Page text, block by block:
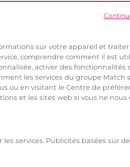
sur votre appareil et traiter
comprendre comment il est
activer des fonctionnalités
les services du groupe Match
ou en visitant le Centre de
et les sites web si vous ne nous
services. Publicités basées sur